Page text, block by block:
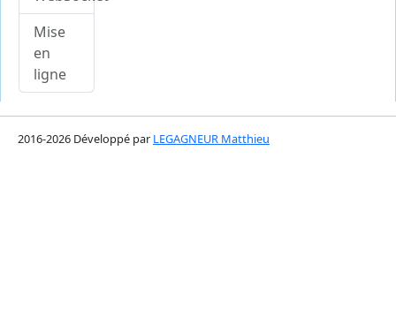
Mise
en
ligne
2016-2026 Développé par LEGAGNEUR Matthieu